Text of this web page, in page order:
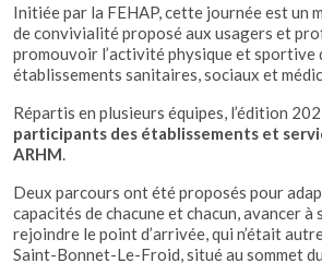
Initiée par la FEHAP, cette journée est un
de convivialité proposé aux usagers et
promouvoir l’activité physique et sportive
établissements sanitaires, sociaux et
Répartis en plusieurs équipes, l’édition
participants des établissements et
ARHM.
Deux parcours ont été proposés pour
capacités de chacune et chacun, avancer à
rejoindre le point d’arrivée, qui n’était
Saint-Bonnet-Le-Froid, situé au sommet